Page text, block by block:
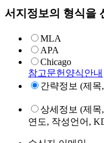
서지정보의 형식을
MLA
APA
Chicago
참고문헌양식안내
간략정보 (제
상세정보 (제목
연도, 작성언어,